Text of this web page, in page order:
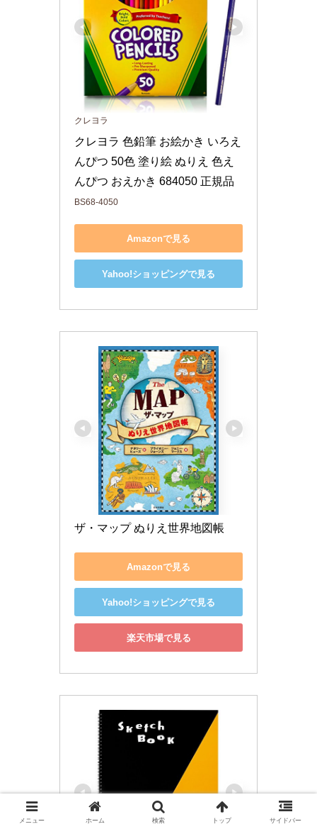
クレヨラ
クレヨラ 色鉛筆 お絵かき いろえ
んぴつ 50色 塗り絵 ぬりえ 色え
んぴつ おえかき 684050 正規品
BS68-4050
Amazonで見る
Yahoo!ショッピングで見る
ザ・マップ ぬりえ世界地図帳
Amazonで見る
Yahoo!ショッピングで見る
楽天市場で見る
メニュー ホーム 検索 トップ サイドバー